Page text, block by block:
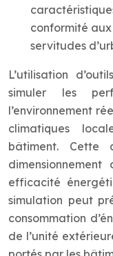
conformité aux
servitudes
L’utilisation
simuler les
l’environnement
climatiques
bâtiment. Cette
efficacité
simulation peut
consommation
de l’unité